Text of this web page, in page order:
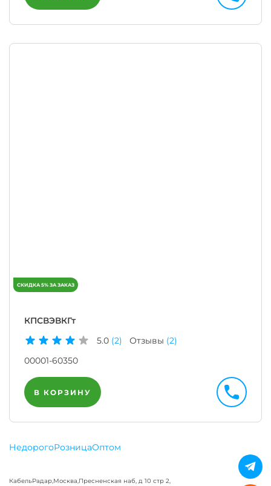
КПСВЭВКГт
5.0 (2) Отзывы (2)
00001-60350
В КОРЗИНУ
НедорогоРозницаОптом
КабельРадар,Москва,Пресненская наб, д 10 стр 2,